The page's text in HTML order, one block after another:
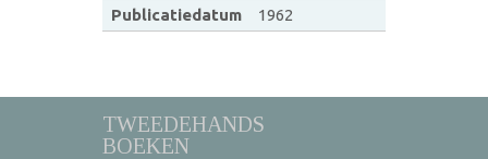
Publicatiedatum
1962
TWEEDEHANDS
BOEKEN